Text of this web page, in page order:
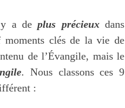
y a de plus précieux dans
moments clés de la vie de
de l’Évangile, mais le
. Nous classons ces 9
: